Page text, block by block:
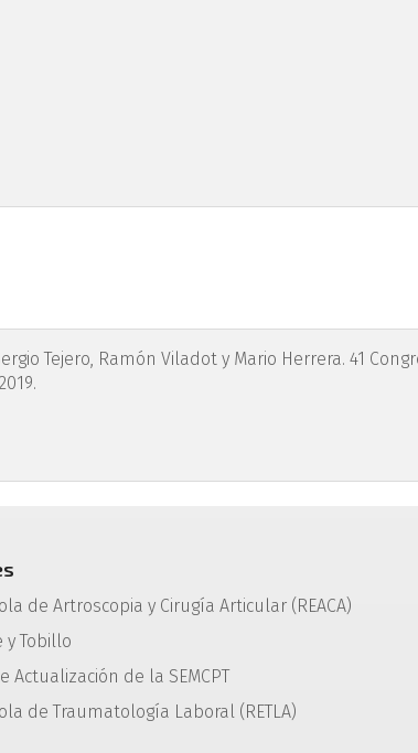
Tejero, Ramón Viladot y Mario Herrera. 41
de Artroscopia y Cirugía Articular (REACA)
y Tobillo
Actualización de la SEMCPT
de Traumatología Laboral (RETLA)